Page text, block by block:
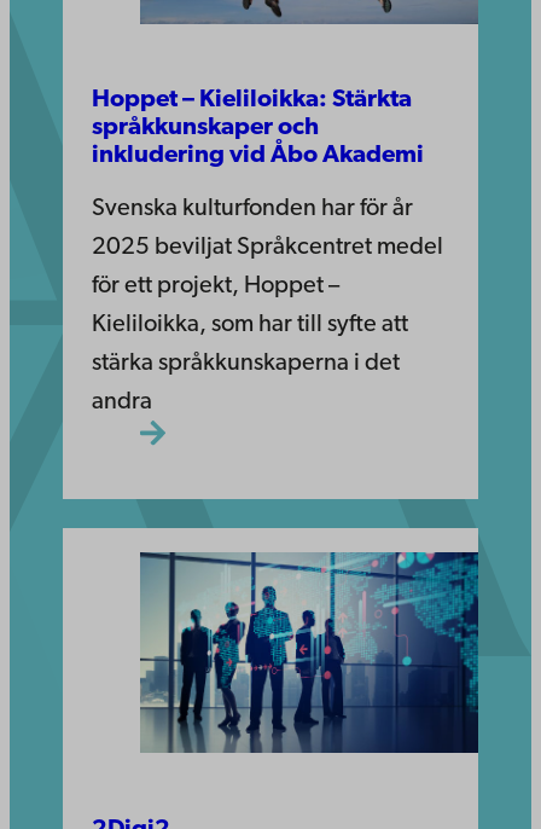
Hoppet – Kieliloikka: Stärkta
språkkunskaper och
inkludering vid Åbo Akademi
Svenska kulturfonden har för år
2025 beviljat Språkcentret medel
för ett projekt, Hoppet –
Kieliloikka, som har till syfte att
stärka språkkunskaperna i det
andra